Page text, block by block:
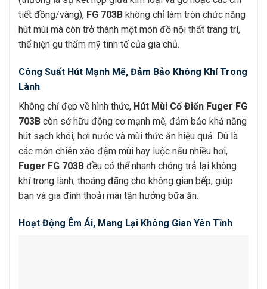
tiết đồng/vàng), FG 703B không chỉ làm tròn chức năng
hút mùi mà còn trở thành một món đồ nội thất trang trí,
thể hiện gu thẩm mỹ tinh tế của gia chủ.
Công Suất Hút Mạnh Mẽ, Đảm Bảo Không Khí Trong
Lành
Không chỉ đẹp về hình thức, Hút Mùi Cổ Điển Fuger FG
703B còn sở hữu động cơ mạnh mẽ, đảm bảo khả năng
hút sạch khói, hơi nước và mùi thức ăn hiệu quả. Dù là
các món chiên xào đậm mùi hay luộc nấu nhiều hơi,
Fuger FG 703B đều có thể nhanh chóng trả lại không
khí trong lành, thoáng đãng cho không gian bếp, giúp
bạn và gia đình thoải mái tận hưởng bữa ăn.
Hoạt Động Êm Ái, Mang Lại Không Gian Yên Tĩnh